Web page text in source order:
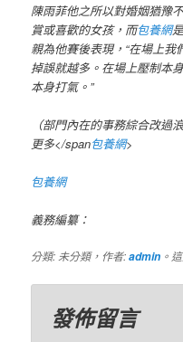
陳雨菲他之所以對婚姻猶豫
賞或喜歡的女孩，而包養網
親為他賽後表現，“在場上
掉誤就越多。在場上壓制本
本身打氣。”
（部門內在的事務綜合改過
更多</span包養網>
包養網
義務編纂：
分類: 未分類，作者:admin 。
發佈留言